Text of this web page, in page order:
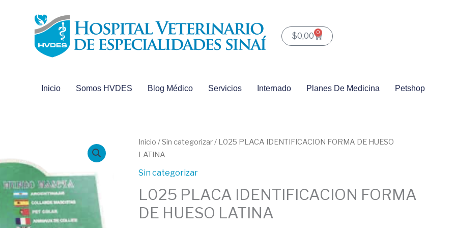
$0,00 0
Carrito
Inicio Somos HVDES Blog Médico Servicios Internado Planes De Medicina Petshop
Inicio /Sin categorizar/ L025 PLACA IDENTIFICACION FORMA DE HUESO
LATINA
Sin categorizar
L025 PLACA IDENTIFICACION FORMA
DE HUESO LATINA
L025
PLACA
IDENTIFICACION
HUESO
LATINA